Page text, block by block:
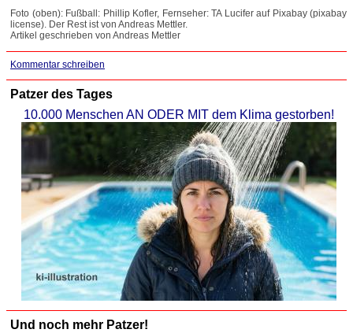
Foto (oben): Fußball: Phillip Kofler, Fernseher: TA Lucifer auf Pixabay (pixabay
license). Der Rest ist von Andreas Mettler.
Artikel geschrieben von Andreas Mettler
Kommentar schreiben
Patzer des Tages
10.000 Menschen AN ODER MIT dem Klima gestorben!
Und noch mehr Patzer!